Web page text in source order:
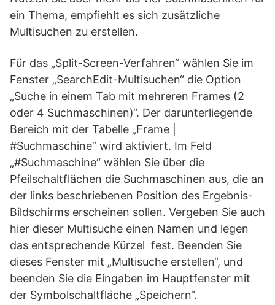
ein Thema, empfiehlt es sich zusätzliche
Multisuchen zu erstellen.
Für das „Split-Screen-Verfahren“ wählen Sie im
Fenster „SearchEdit-Multisuchen“ die Option
„Suche in einem Tab mit mehreren Frames (2
oder 4 Suchmaschinen)“. Der darunterliegende
Bereich mit der Tabelle „Frame |
#Suchmaschine“ wird aktiviert. Im Feld
„#Suchmaschine“ wählen Sie über die
Pfeilschaltflächen die Suchmaschinen aus, die an
der links beschriebenen Position des Ergebnis-
Bildschirms erscheinen sollen. Vergeben Sie auch
hier dieser Multisuche einen Namen und legen
das entsprechende Kürzel fest. Beenden Sie
dieses Fenster mit „Multisuche erstellen“, und
beenden Sie die Eingaben im Hauptfenster mit
der Symbolschaltfläche „Speichern“.